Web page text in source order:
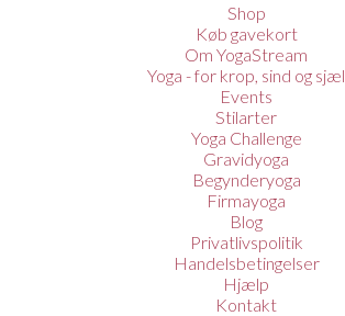
Shop
Køb gavekort
Om YogaStream
Yoga - for krop, sind og sjæl
Events
Stilarter
Yoga Challenge
Gravidyoga
Begynderyoga
Firmayoga
Blog
Privatlivspolitik
Handelsbetingelser
Hjælp
Kontakt